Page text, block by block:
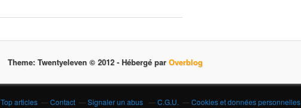
Theme: Twentyeleven © 2012 - Hébergé par Overblog
Top articles Contact Signaler un abus C.G.U. Cookies et données personnelles